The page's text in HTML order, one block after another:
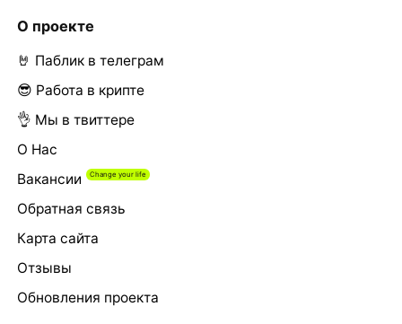
О проекте
🤘 Паблик в телеграм
😎 Работа в крипте
👌 Мы в твиттере
О Нас
Вакансии
Обратная связь
Карта сайта
Отзывы
Обновления проекта